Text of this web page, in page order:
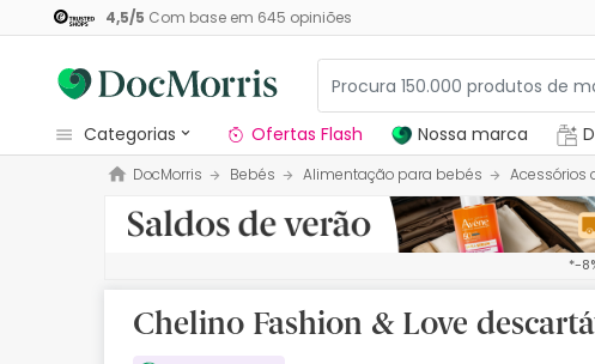
4,5/5 Com base em 645 opiniões
categorias
Dermocosmetica
Nossa marca
Medicamentos
Ofertas Flash Nossa marca
DocMorris Bebés Alimentação para bebés Acessórios
*-
Chelino Fashion & Love